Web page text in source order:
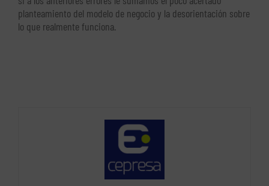
planteamiento del modelo de negocio y la desorientación sobre
lo que realmente funciona.